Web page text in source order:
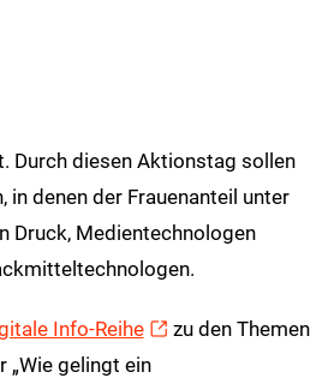
diesen Aktionstag sollen
denen der Frauenanteil unter
Druck, Medientechnologen
Info-Reihe
zu den Themen
„Wie gelingt ein